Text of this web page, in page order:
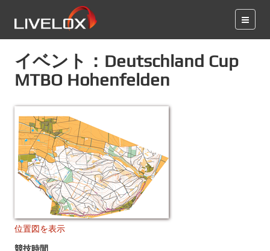
イベント：Deutschland Cup
MTBO Hohenfelden
位置図を表示
競技時間